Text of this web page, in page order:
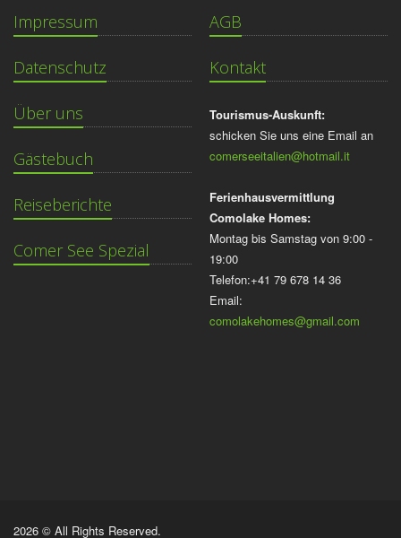
Impressum
Datenschutz
Über uns
Gästebuch
Reiseberichte
Comer See Spezial
AGB
Kontakt
Tourismus-Auskunft:
schicken Sie uns eine Email an
comerseeitalien@hotmail.it
Ferienhausvermittlung
Comolake Homes:
Montag bis Samstag von 9:00 -
19:00
Telefon:+41 79 678 14 36
Email:
comolakehomes@gmail.com
2026 © All Rights Reserved.